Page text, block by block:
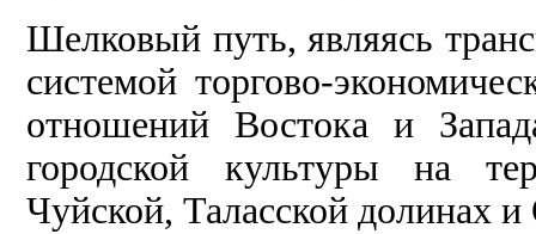
Шелковый путь, являясь
системой торгово-
отношений Востока и
городской культуры на
Чуйской, Таласской долинах